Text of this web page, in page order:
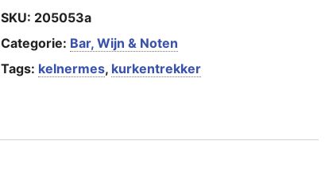
SKU: 205053a
Categorie: Bar, Wijn & Noten
Tags: kelnermes, kurkentrekker